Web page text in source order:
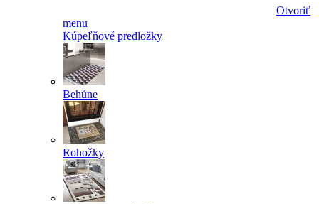
Otvoriť
menu
Kúpeľňové predložky
Behúne
Rohožky